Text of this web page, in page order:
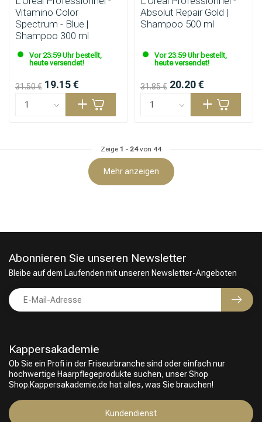
Vitamino Color
Spectrum - Blue |
Shampoo 300 ml
Vor 23:59 Uhr bestellt,
heute versendet!
31.50 € 19.15 €
Absolut Repair Gold |
Shampoo 500 ml
Vor 23:59 Uhr bestellt,
heute versendet!
31.85 € 20.20 €
Zeige 1 - 24von 44
Mehr anzeigen
Kappersakademie
Ob Sie ein Profi in der Friseurbranche sind oder einfach nur
hochwertige Haarpflegeprodukte suchen, unser Shop
Shop.Kappersakademie.de hat alles, was Sie brauchen!
Kundendienst
Abonnieren Sie unseren Newsletter
Bleibe auf dem Laufenden mit unseren Newsletter-Angeboten